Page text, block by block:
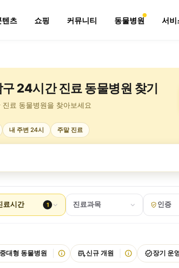
텐츠 쇼핑 커뮤니티 동물병원 서비
24시간 진료 동물병원 찾기
료 동물병원을 찾아보세요
내 주변 24시 주말 진료
료시간 1 진료과목 인증
중대형 동물병원 신규 개원 장기 운